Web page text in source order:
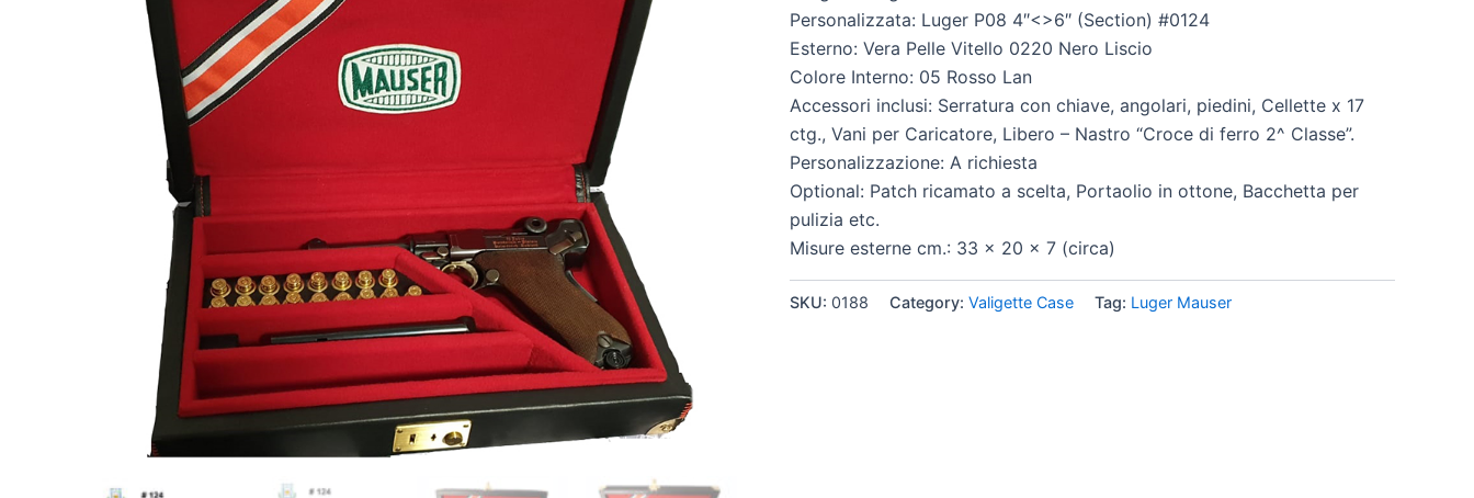
Personalizzata: Luger P08 4″<>6″ (Section) #0124
Esterno: Vera Pelle Vitello 0220 Nero Liscio
Colore Interno: 05 Rosso Lan
Accessori inclusi: Serratura con chiave, angolari, piedini, Cellette x 17
ctg., Vani per Caricatore, Libero – Nastro “Croce di ferro 2^ Classe”.
Personalizzazione: A richiesta
Optional: Patch ricamato a scelta, Portaolio in ottone, Bacchetta per
pulizia etc.
Misure esterne cm.: 33 x 20 x 7 (circa)
SKU: 0188 Category: Valigette Case Tag: Luger Mauser